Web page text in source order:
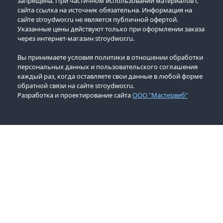
сайта ссылка на источник обязательна. Информация на
сайте stroydwor.ru не является публичной офертой.
Указанные цены действуют только при оформлении заказа
через интернет-магазин stroydwor.ru.
Вы принимаете условия политики в отношении обработки
персональных данных и пользовательского соглашения
каждый раз, когда оставляете свои данные в любой форме
обратной связи на сайте stroydwor.ru.
Разработка и проектирование сайтаООО "Мастервеб"